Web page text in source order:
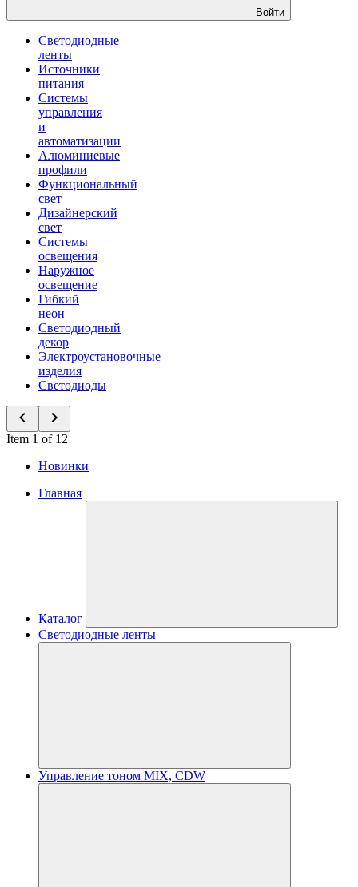
Войти
Светодиодные
ленты
Источники
питания
Системы
управления
и
автоматизации
Алюминиевые
профили
Функциональный
свет
Дизайнерский
свет
Системы
освещения
Наружное
освещение
Гибкий
неон
Светодиодный
декор
Электроустановочные
изделия
Светодиоды
Item 1 of 12
Новинки
Главная
Каталог
Светодиодные ленты
Управление тоном MIX, CDW